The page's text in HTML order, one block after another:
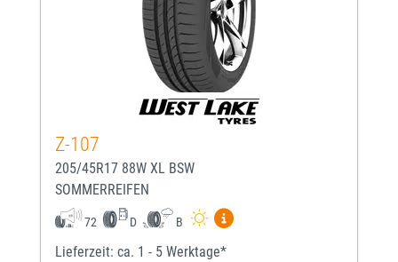
Z-107
205/45R17 88W XL BSW
SOMMERREIFEN
72 D B
Mehr Informationen zum
Lieferzeit: ca. 1 - 5 Werktage*